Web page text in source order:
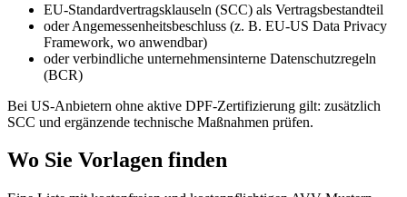
EU-Standardvertragsklauseln (SCC) als Vertragsbestandteil
oder Angemessenheitsbeschluss (z. B. EU-US Data Privacy
Framework, wo anwendbar)
oder verbindliche unternehmensinterne Datenschutzregeln
(BCR)
Bei US-Anbietern ohne aktive DPF-Zertifizierung gilt: zusätzlich
SCC und ergänzende technische Maßnahmen prüfen.
Wo Sie Vorlagen finden